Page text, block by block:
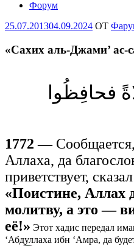
Форум
Опубликовано
25.07.201304.09.2024 OT
«Сахих аль-Джами’ ас-
فحافِظُوا
1772 —
Аллаха, да
приветствует,
«Поистине, Аллах
молитву, а это —
её!» Этот хадис передал
‘Абдуллаха ибн ‘Амра, да